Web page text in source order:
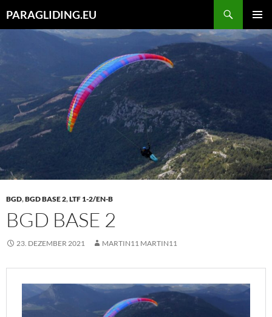
Inhalt
PARAGLIDING.EU
MENÜ
BGD,BGD BASE 2,LTF 1-2/EN-B
BGD BASE 2
23. DEZEMBER 2021 MARTIN11 MARTIN11